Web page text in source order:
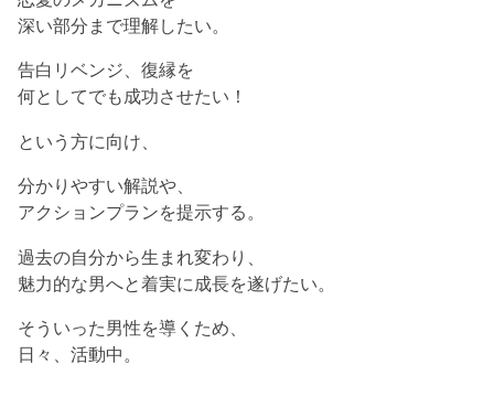
深い部分まで理解したい。
告白リベンジ、復縁を
何としてでも成功させたい！
という方に向け、
分かりやすい解説や、
アクションプランを提示する。
過去の自分から生まれ変わり、
魅力的な男へと着実に成長を遂げたい。
そういった男性を導くため、
日々、活動中。